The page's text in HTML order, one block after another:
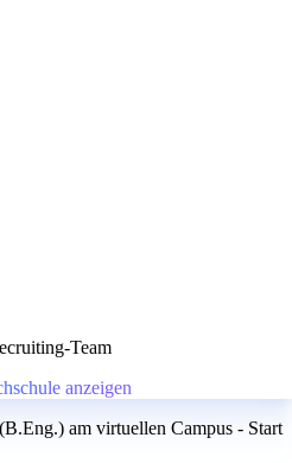
Team
anzeigen
am virtuellen Campus - Start